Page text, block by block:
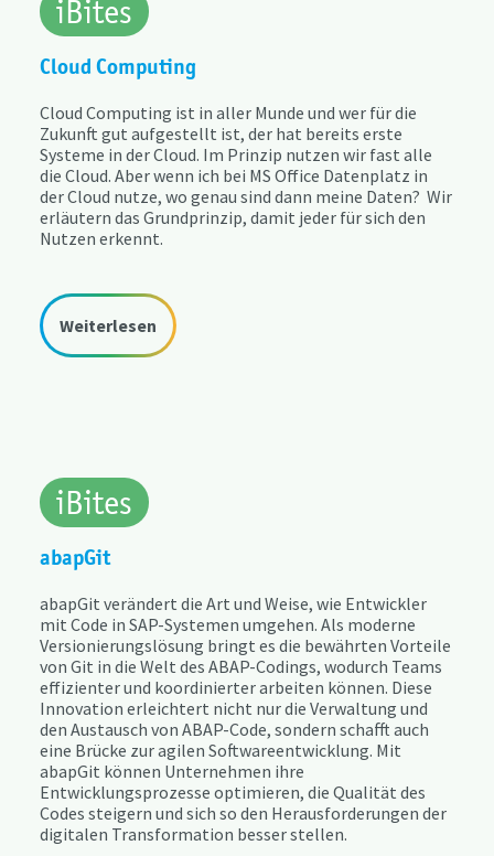
iBites
Cloud Computing
Cloud Computing ist in aller Munde und wer für die
Zukunft gut aufgestellt ist, der hat bereits erste
Systeme in der Cloud. Im Prinzip nutzen wir fast alle
die Cloud. Aber wenn ich bei MS Office Datenplatz in
der Cloud nutze, wo genau sind dann meine Daten? ​ Wir
erläutern das Grundprinzip, damit jeder für sich den
Nutzen erkennt.​
Weiterlesen
iBites
abapGit
abapGit verändert die Art und Weise, wie Entwickler
mit Code in SAP-Systemen umgehen. Als moderne
Versionierungslösung bringt es die bewährten Vorteile
von Git in die Welt des ABAP-Codings, wodurch Teams
effizienter und koordinierter arbeiten können. Diese
Innovation erleichtert nicht nur die Verwaltung und
den Austausch von ABAP-Code, sondern schafft auch
eine Brücke zur agilen Softwareentwicklung. Mit
abapGit können Unternehmen ihre
Entwicklungsprozesse optimieren, die Qualität des
Codes steigern und sich so den Herausforderungen der
digitalen Transformation besser stellen.